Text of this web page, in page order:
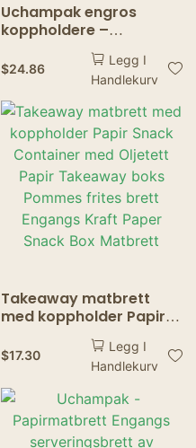
Uchampak engros
koppholdere –
nedbrytbare sukkerrør-
og papirmassebrett for
varme drikker
$24.86
Legg I
Handlekurv
Takeaway matbrett
med koppholder Papir
Snack Container med
Oljetett Papir Takeaway
boks Pommes frites
brett Engangs Kraft
Paper Snack Box
Matbrett
$17.30
Legg I
Handlekurv